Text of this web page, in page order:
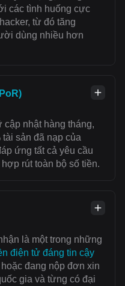
các tình huống cực
từ đó tăng
dùng nhiều hơn
cập nhật hàng tháng,
sản đã nạp của
ứng tất cả yêu cầu
rút toàn bộ số tiền.
là một trong những
điện tử đáng tin cậy
đang nộp đơn xin
gia và từng có đại